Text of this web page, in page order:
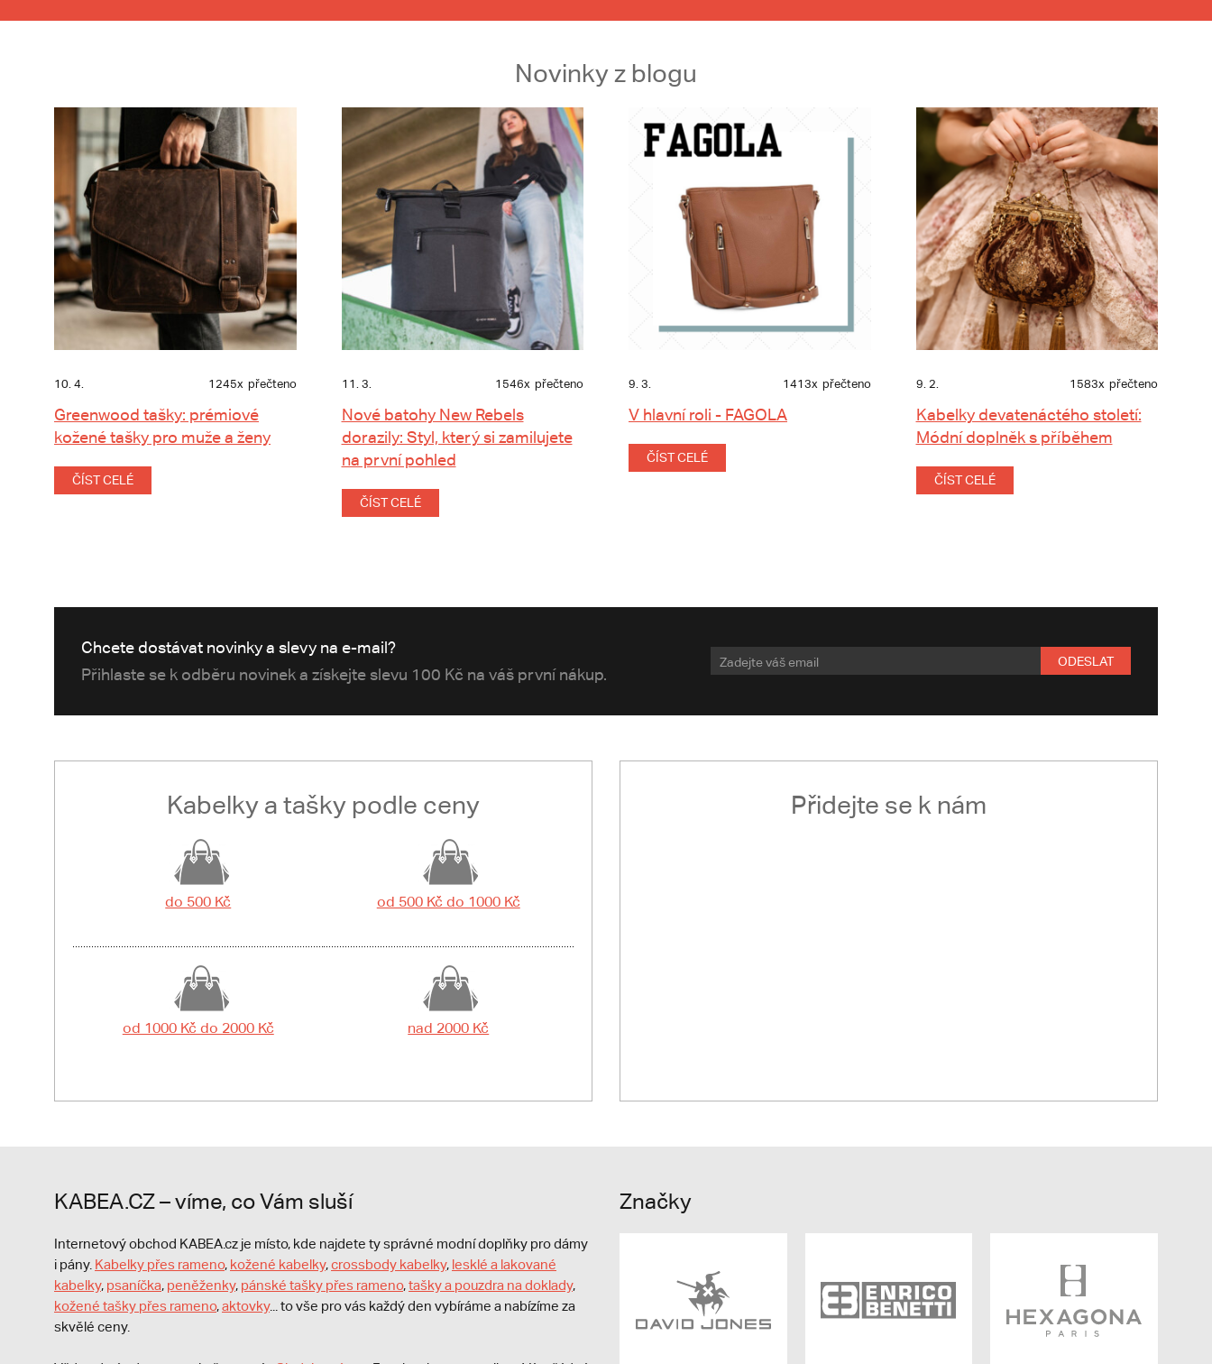
Novinky z blogu
10. 4. 1245x přečteno
Greenwood tašky: prémiové
kožené tašky pro muže a ženy
ČÍST CELÉ
11. 3. 1546x přečteno
Nové batohy New Rebels
dorazily: Styl, který si zamilujete
na první pohled
ČÍST CELÉ
9. 3. 1413x přečteno
V hlavní roli - FAGOLA
ČÍST CELÉ
9. 2. 1583x přečteno
Kabelky devatenáctého století:
Módní doplněk s příběhem
ČÍST CELÉ
Chcete dostávat novinky a slevy na e-mail?
Přihlaste se k odběru novinek a získejte slevu 100 Kč na váš první nákup.
ODESLAT
Kabelky a tašky podle ceny
do 500 Kč od 500 Kč do 1000 Kč
od 1000 Kč do 2000 Kč nad 2000 Kč
Přidejte se k nám
KABEA.CZ – víme, co Vám sluší
Internetový obchod KABEA.cz je místo, kde najdete ty správné modní doplňky pro dámy
i pány. Kabelky přes rameno, kožené kabelky,crossbody kabelky, lesklé a lakované
kabelky, psaníčka, peněženky, pánské tašky přes rameno,tašky a pouzdra na doklady,
kožené tašky přes rameno,aktovky... to vše pro vás každý den vybíráme a nabízíme za
skvělé ceny.
Značky